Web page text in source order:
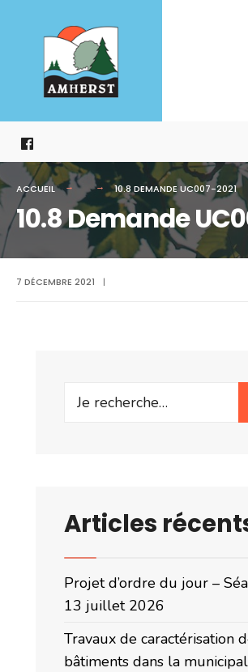
contenu
ACCUEIL 10.8 DEMANDE UC007-2021
10.8 Demande
7 DÉCEMBRE 2021 |
Search
Articles
Projet d’ordre du jour –
13 juillet 2026
Travaux de caractérisation
bâtiments dans la
for: